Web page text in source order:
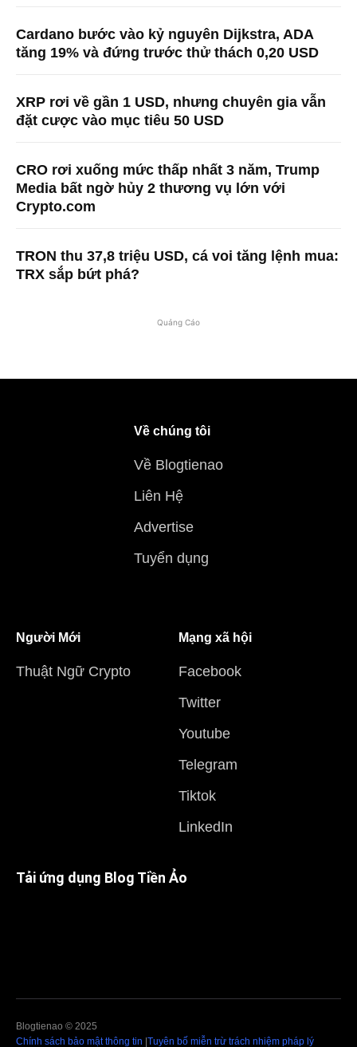
Cardano bước vào kỷ nguyên Dijkstra, ADA
tăng 19% và đứng trước thử thách 0,20 USD
XRP rơi về gần 1 USD, nhưng chuyên gia vẫn
đặt cược vào mục tiêu 50 USD
CRO rơi xuống mức thấp nhất 3 năm, Trump
Media bất ngờ hủy 2 thương vụ lớn với
Crypto.com
TRON thu 37,8 triệu USD, cá voi tăng lệnh mua:
TRX sắp bứt phá?
Quảng Cáo
Về chúng tôi
Về Blogtienao
Liên Hệ
Advertise
Tuyển dụng
Người Mới
Thuật Ngữ Crypto
Mạng xã hội
Facebook
Twitter
Youtube
Telegram
Tiktok
LinkedIn
Tải ứng dụng Blog Tiền Ảo
Blogtienao © 2025
Chính sách bảo mật thông tin Tuyên bố miễn trừ trách nhiệm pháp lý